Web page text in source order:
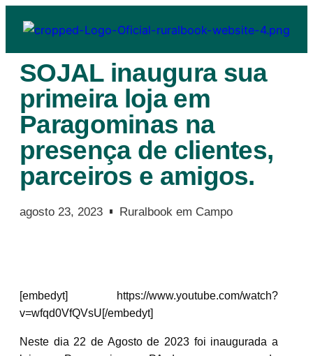
SOJAL inaugura sua
primeira loja em
Paragominas na
presença de clientes,
parceiros e amigos.
agosto 23, 2023 Ruralbook em Campo
[embedyt] https://www.youtube.com/watch?
v=wfqd0VfQVsU[/embedyt]
Neste dia 22 de Agosto de 2023 foi inaugurada a